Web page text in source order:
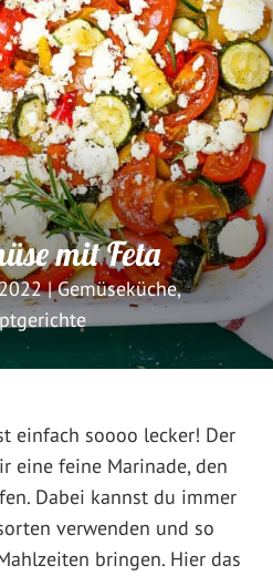
mit Feta
|Gemüseküche,
einfach soooo lecker! Der
eine feine Marinade, den
Dabei kannst du immer
verwenden und so
bringen. Hier das